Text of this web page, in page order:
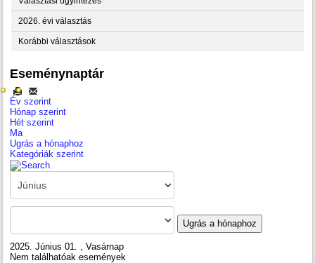
2026. évi választás
Korábbi választások
Eseménynaptár
Év szerint
Hónap szerint
Hét szerint
Ma
Ugrás a hónaphoz
Kategóriák szerint
Ugrás a hónaphoz
2025. Június 01. , Vasárnap
Nem találhatóak események